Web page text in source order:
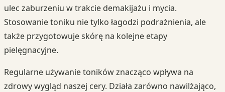
ulec zaburzeniu w trakcie demakijażu i mycia.
Stosowanie toniku nie tylko łagodzi podrażnienia, ale
także przygotowuje skórę na kolejne etapy
pielęgnacyjne.
Regularne używanie toników znacząco wpływa na
zdrowy wygląd naszej cery. Działa zarówno nawilżająco,